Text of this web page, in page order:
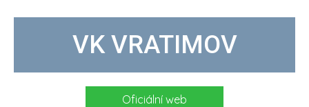
VK VRATIMOV
Oficiální web